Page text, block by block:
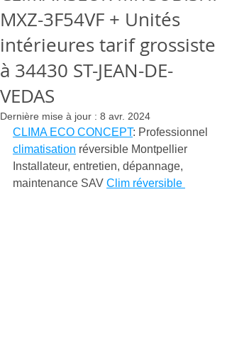
MXZ-3F54VF + Unités
intérieures tarif grossiste
à 34430 ST-JEAN-DE-
VEDAS
Dernière mise à jour : 8 avr. 2024
CLIMA ECO CONCEPT: Professionnel
climatisation réversible Montpellier
Installateur, entretien, dépannage,
maintenance SAV Clim réversible